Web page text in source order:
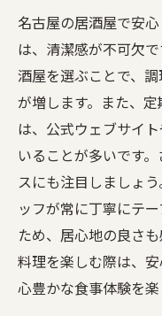
名古屋の居酒屋で安
は、清潔感が不可欠
酒屋を選ぶことで、
が増します。また、
は、公式ウェブサイ
いることが多いです
スにも注目しましょ
ッフが常に丁寧にテ
ため、居心地の良さ
料理を楽しむ際は、
心豊かな食事体験を楽